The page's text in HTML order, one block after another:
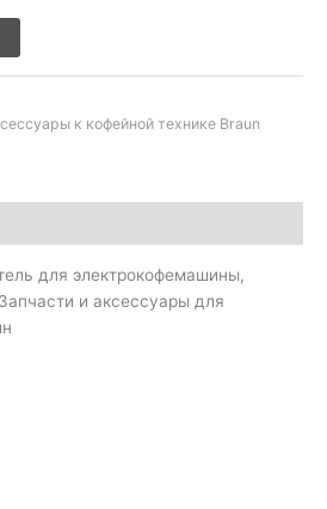
к кофейной технике Braun
для электрокофемашины,
и аксессуары для